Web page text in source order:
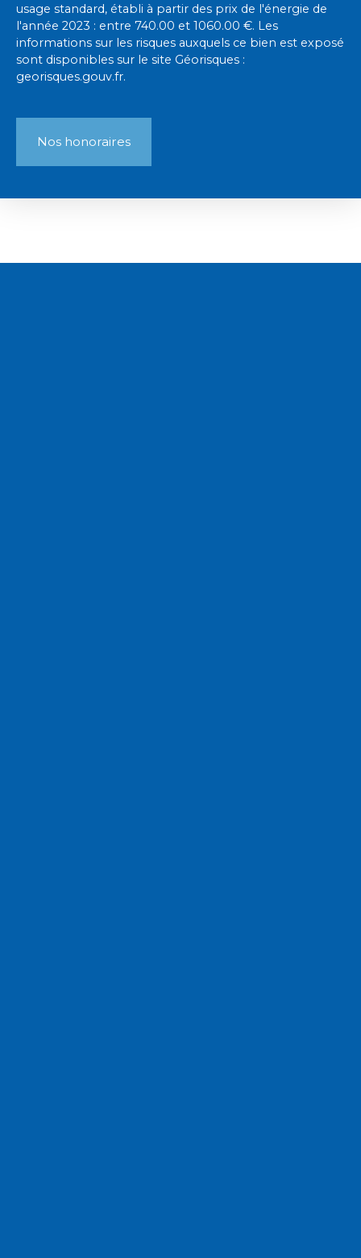
usage standard, établi à partir des prix de l'énergie de
l'année 2023 : entre 740.00 et 1060.00 €. Les
informations sur les risques auxquels ce bien est exposé
sont disponibles sur le site Géorisques :
georisques.gouv.fr.
Nos honoraires